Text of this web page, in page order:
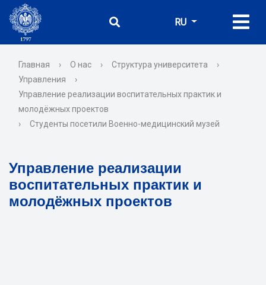
RU
Главная › О нас › Структура университета
›
Управления
›
Управление реализации воспитательных практик и
молодёжных проектов
›
Студенты посетили Военно-медицинский музей
Управление реализации
воспитательных практик и
молодёжных проектов